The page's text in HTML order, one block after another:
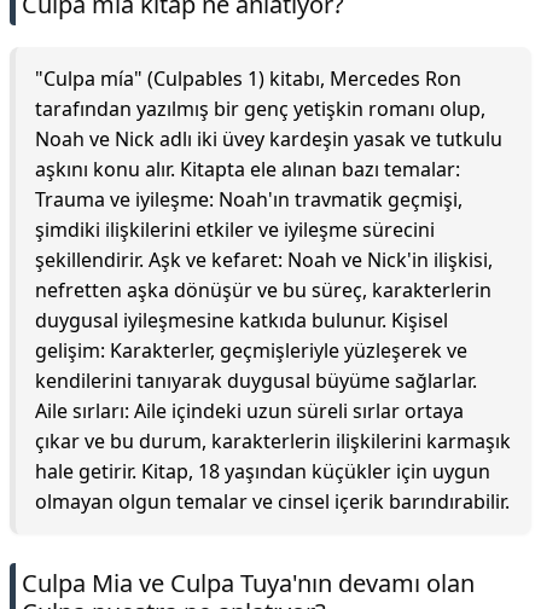
"Culpa mía" (Culpables 1) kitabı, Mercedes Ron
tarafından yazılmış bir genç yetişkin romanı olup,
Noah ve Nick adlı iki üvey kardeşin yasak ve tutkulu
aşkını konu alır. Kitapta ele alınan bazı temalar:
Trauma ve iyileşme: Noah'ın travmatik geçmişi,
şimdiki ilişkilerini etkiler ve iyileşme sürecini
şekillendirir. Aşk ve kefaret: Noah ve Nick'in ilişkisi,
nefretten aşka dönüşür ve bu süreç, karakterlerin
duygusal iyileşmesine katkıda bulunur. Kişisel
gelişim: Karakterler, geçmişleriyle yüzleşerek ve
kendilerini tanıyarak duygusal büyüme sağlarlar.
Aile sırları: Aile içindeki uzun süreli sırlar ortaya
çıkar ve bu durum, karakterlerin ilişkilerini karmaşık
hale getirir. Kitap, 18 yaşından küçükler için uygun
olmayan olgun temalar ve cinsel içerik barındırabilir.
Culpa Mia ve Culpa Tuya'nın devamı olan